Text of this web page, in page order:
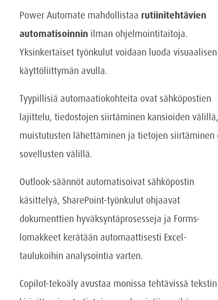
Power Automate mahdollistaa rutiinitehtävien
automatisoinnin ilman ohjelmointitaitoja.
Yksinkertaiset työnkulut voidaan luoda visuaalisen
käyttöliittymän avulla.
Tyypillisiä automaatiokohteita ovat sähköpostien
lajittelu, tiedostojen siirtäminen kansioiden välillä,
muistutusten lähettäminen ja tietojen siirtäminen
sovellusten välillä.
Outlook-säännöt automatisoivat sähköpostin
käsittelyä, SharePoint-työnkulut ohjaavat
dokumenttien hyväksyntäprosesseja ja Forms-
lomakkeet kerätään automaattisesti Excel-
taulukoihin analysointia varten.
Copilot-tekoäly avustaa monissa tehtävissä tekstin